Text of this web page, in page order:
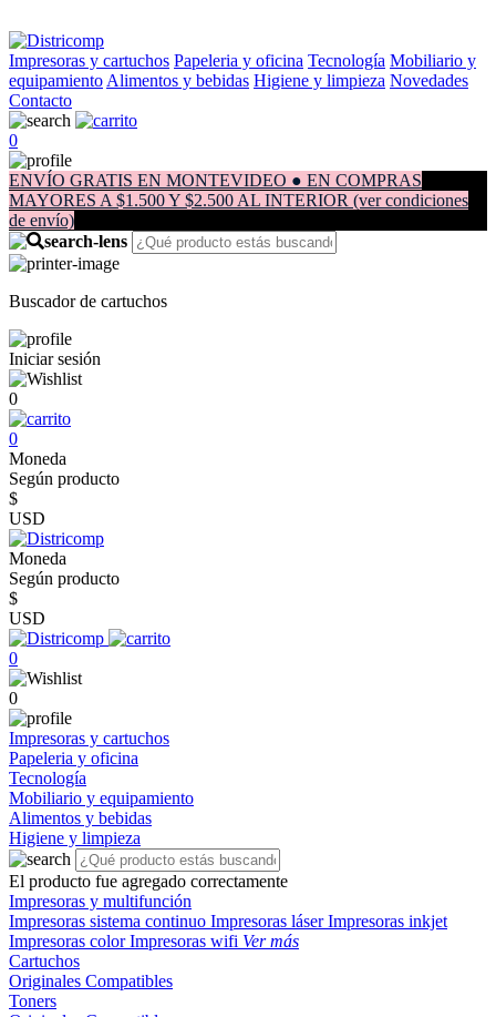
Impresoras y cartuchos Papeleria y oficina Tecnología Mobiliario y
equipamiento Alimentos y bebidas Higiene y limpieza Novedades
Contacto
0
ENVÍO GRATIS EN MONTEVIDEO ● EN COMPRAS
MAYORES A $1.500 Y $2.500 AL INTERIOR (ver condiciones
de envío)
Buscador de cartuchos
Iniciar sesión
0
0
Moneda
Según producto
$
USD
Moneda
Según producto
$
USD
0
0
Impresoras y cartuchos
Papeleria y oficina
Tecnología
Mobiliario y equipamiento
Alimentos y bebidas
Higiene y limpieza
El producto fue agregado correctamente
Impresoras y multifunción
Impresoras sistema continuo Impresoras láserImpresoras inkjet
Impresoras colorImpresoras wifi Ver más
Cartuchos
Originales Compatibles
Toners